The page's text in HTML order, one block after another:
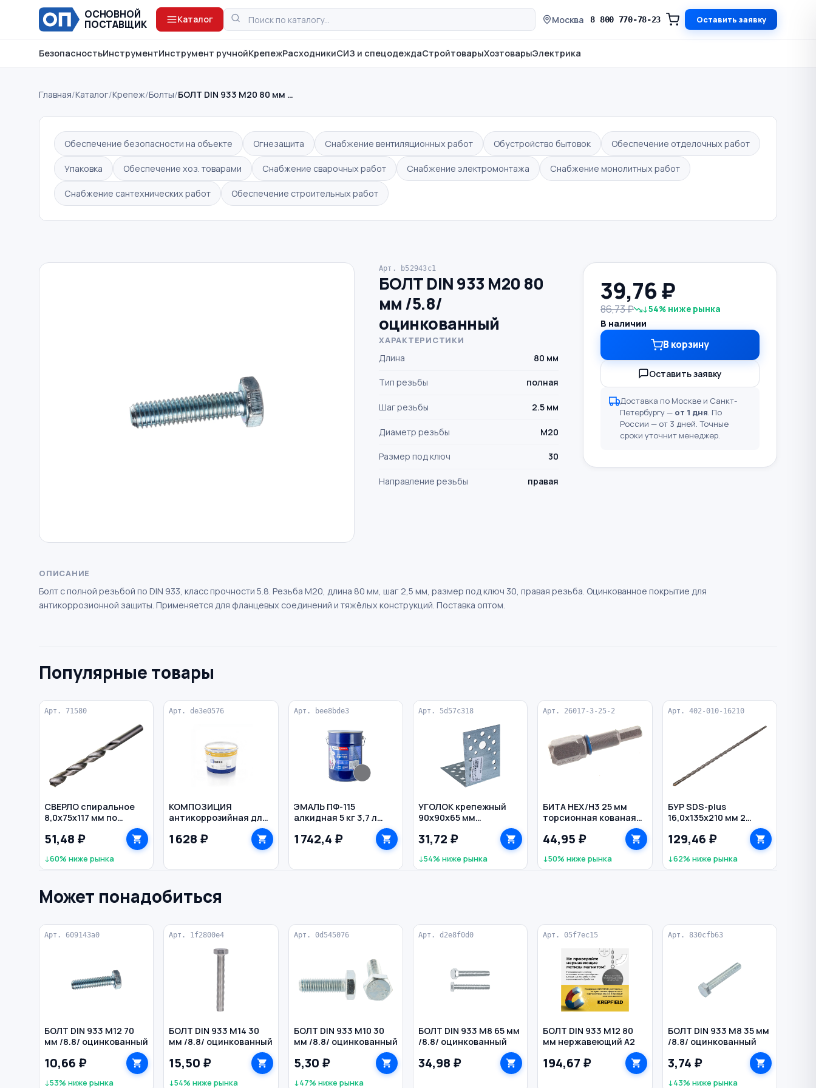
ОСНОВНОЙ
ПОСТАВЩИК
Каталог Москва 8 800 770-78-23 Оставить заявку
БезопасностьИнструментИнструмент ручнойКрепежРасходникиСИЗ и спецодеждаСтройтоварыХозтоварыЭлектрика
Главная/Каталог/Крепеж/Болты/БОЛТ DIN 933 M20 80 мм …
Обеспечение безопасности на объекте Огнезащита Снабжение вентиляционных работ Обустройство бытовок Обеспечение отделочных работ
Упаковка Обеспечение хоз. товарами Снабжение сварочных работ Снабжение электромонтажа Снабжение монолитных работ
Снабжение сантехнических работ Обеспечение строительных работ
Арт. b52943c1
БОЛТ DIN 933 M20 80
мм /5.8/
оцинкованный
ХАРАКТЕРИСТИКИ
Длина 80 мм
Тип резьбы полная
Шаг резьбы 2.5 мм
Диаметр резьбы М20
Размер под ключ 30
Направление резьбы правая
39,76₽
86,73 ₽ ↓54% ниже рынка
В наличии
В корзину
Оставить заявку
Доставка по Москве и Санкт-
Петербургу — от 1 дня. По
России — от 3 дней. Точные
сроки уточнит менеджер.
ОПИСАНИЕ
Болт с полной резьбой по DIN 933, класс прочности 5.8. Резьба М20, длина 80 мм, шаг 2,5 мм, размер под ключ 30, правая резьба. Оцинкованное покрытие для
антикоррозионной защиты. Применяется для фланцевых соединений и тяжёлых конструкций. Поставка оптом.
Популярные товары
Арт. 71580
СВЕРЛО спиральное
8,0х75х117 мм по
металлу HSS цилиндр
MATRIX
51,48 ₽
↓60% ниже рынка
Арт. de3e0576
КОМПОЗИЦИЯ
антикоррозийная для
металла 1,1 кг ЦИНОЛ
1 628 ₽
Арт. bee8bde3
ЭМАЛЬ ПФ-115
алкидная 5 кг 3,7 л
Decoself ПУФАС RAL
7042 цв. белый
1 742,4 ₽
Арт. 5d57c318
УГОЛОК крепежный
90х90х65 мм
31,72 ₽
↓54% ниже рынка
Арт. 26017-3-25-2
БИТА HEX/H3 25 мм
торсионная кованая
магнитная С1/4" ЗУБР
44,95 ₽
↓50% ниже рынка
Арт. 402-010-16210
БУР SDS-plus
16,0х135х210 мм 2
HEADROCK
129,46 ₽
↓62% ниже рынка
Может понадобиться
Арт. 609143a0
БОЛТ DIN 933 M12 70
мм /8.8/ оцинкованный
10,66 ₽
↓53% ниже рынка
Арт. 1f2800e4
БОЛТ DIN 933 M14 30
мм /8.8/ оцинкованный
15,50 ₽
↓54% ниже рынка
Арт. 0d545076
БОЛТ DIN 933 M10 30
мм /8.8/ оцинкованный
5,30 ₽
↓47% ниже рынка
Арт. d2e8f0d0
БОЛТ DIN 933 M8 65 мм
/8.8/ оцинкованный
34,98 ₽
Арт. 05f7ec15
БОЛТ DIN 933 M12 80
мм нержавеющий А2
194,67 ₽
Арт. 830cfb63
БОЛТ DIN 933 M8 35 мм
/8.8/ оцинкованный
3,74 ₽
↓43% ниже рынка